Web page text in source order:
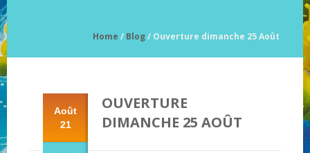
FESTIVAL DU JEU
NOS PARTENAIRES
Home / Blog/ Ouverture dimanche 25 Août
Août
21
OUVERTURE
DIMANCHE 25 AOÛT